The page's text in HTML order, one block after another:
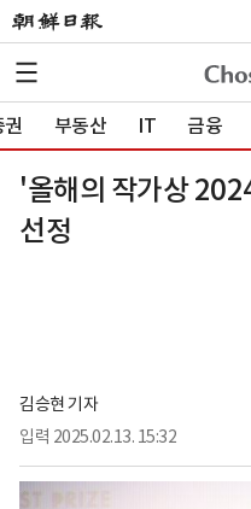
부동산 IT 금융
'올해의 작가상
선정
김승현 기자
입력 2025.02.13. 15:32